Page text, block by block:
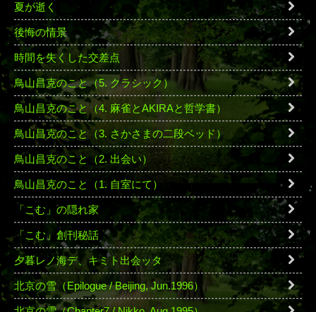
夏が逝く
後悔の情景
時間を失くした交差点
鳥山昌克のこと（5. クラシック）
鳥山昌克のこと（4. 麻雀とAKIRAと哲学書）
鳥山昌克のこと（3. さかさまの二段ベッド）
鳥山昌克のこと（2. 出会い）
鳥山昌克のこと（1. 自室にて）
「こむ」の隠れ家
「こむ」創刊秘話
夕暮レノ海デ、キミト出会ッタ
北京の雪（Epilogue / Beijing, Jun.1996）